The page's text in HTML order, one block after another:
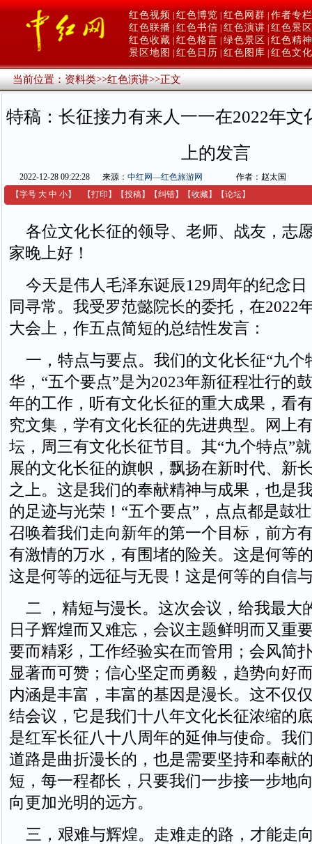
红色视频 红色博览 红色网群 作者专栏
红色联播 红色书信 红色演讲 红色景区
红色收藏 红色格言 绿色景区
红色精神
景区地图
红色日历 红色图库 红色文化
当前位置：资料类>>红色演讲>>正文
特稿：长征接力有来人一一在2022年文
上的发言
2022-12-28 09:22:28 来源： 中红网—红色旅游网
作者：赵太国
【字号 大 中 小】 【打印 】 【投稿】 【纠错】 【收藏】 【论坛】
各位文化长征的领导、老师、战友，志
家晚上好！
今天是伟人毛泽东诞辰129周年的纪念日
同寻常。我受罗范懿院长的委托，在2022
大会上，作五点简短的总结性发言：
一，特点与要点。我们的文化长征“九个
华，“五个要点”是为2023年新征程壮行的
年的工作，听有文化长征的重大成果，看
究文集，学有文化长征的先进典型。网上
坛，周三有文化长征节目。其“九个特点”
展的文化长征的旗帜，飘扬在新时代、新
之上。这是我们的奉献精神与成果，也是
的足迹与光荣！“五个要点”，点点都是鼓
召唤着我们走向新年的第一个目标，前方
有激情的万水，有围堵的险关。这是何等
这是何等的远征与无畏！这是何等的自信
二 ，精短与漫长。这次会议，给我最大
日子辉煌而又难忘，会议主题鲜明而又重
要而精彩，工作经验实在而管用；会风简
显著而可赞；信心坚定而勇毅，趋势向好
内涵是丰富，丰富的基因是漫长。这不仅
结会议，它是我们十八年文化长征浓缩的
是红军长征八十八周年的延伸与使命。我
道路是曲折漫长的，也是需要坚持和奉献
短，每一程都长，只要我们一步接一步地
向更加光明的远方。
三，艰难与辉煌。走难走的路，才能走